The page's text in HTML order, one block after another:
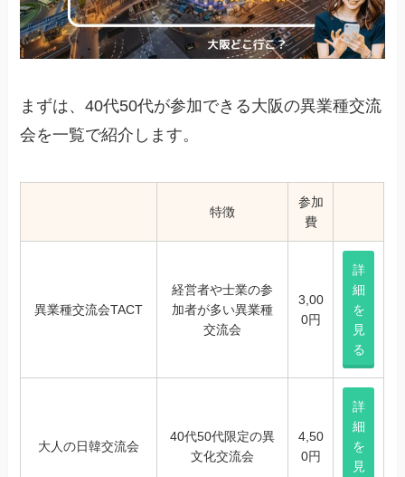
まずは、40代50代が参加できる大阪の異業種交流
会を一覧で紹介します。
特徴
参加
費
異業種交流会TACT
経営者や士業の参
加者が多い異業種
交流会
3,00
0円
詳
細
を
見
る
大人の日韓交流会
40代50代限定の異
文化交流会
4,50
0円
詳
細
を
見